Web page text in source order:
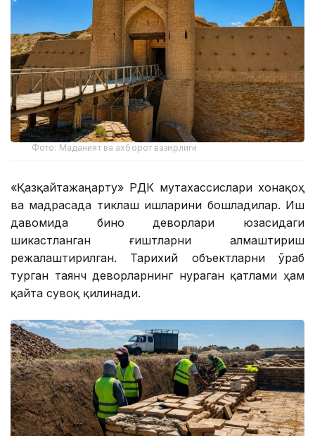
Фото: Маданият ва ахборот вазирлиги
«Қазқайтажаңарту» РДК мутахассислари хонақоҳ
ва мадрасада тиклаш ишларини бошладилар. Иш
давомида бино деворлари юзасидаги
шикастланган ғиштларни алмаштириш
режалаштирилган. Тарихий объектларни ўраб
турган таянч деворларнинг нураган қатлами ҳам
қайта сувоқ қилинади.